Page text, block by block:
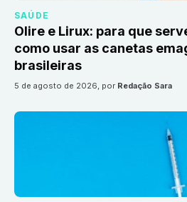
SAÚDE
Olire e Lirux: para que
como usar as canetas
brasileiras
5 de agosto de 2026, por Redação Sara